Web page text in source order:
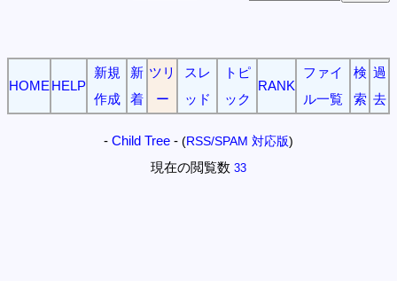
HOME HELP
新規
作成
新
着
ツリ
ー
スレ
ッド
トピ
ック
RANK
ファイ
ル一覧
検
索
過
去
- Child Tree - (RSS/SPAM 対応版)
現在の閲覧数 33